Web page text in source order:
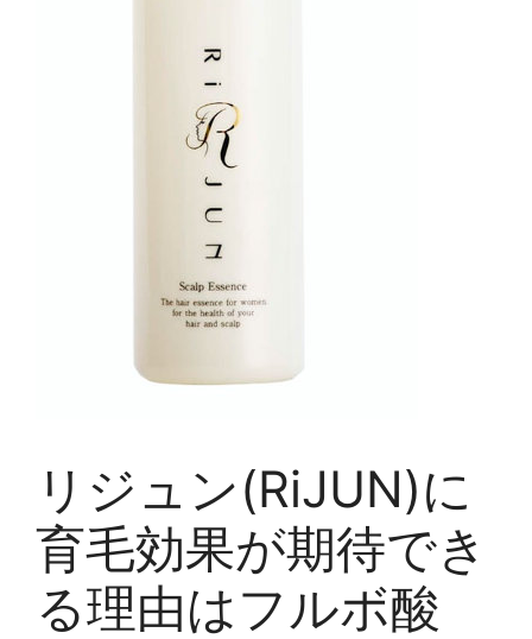
リジュン(RiJUN)に
育毛効果が期待でき
る理由はフルボ酸